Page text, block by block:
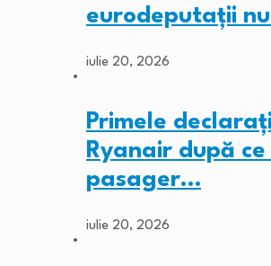
eurodeputații
iulie 20, 2026
Primele
Ryanair după ce
pasager…
iulie 20, 2026